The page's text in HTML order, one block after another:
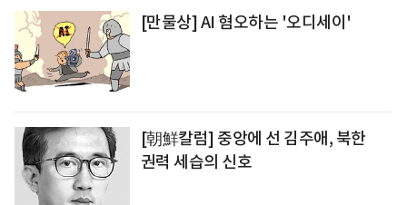
[만물상] AI 혐오하는 '오디세이'
[朝鮮칼럼] 중앙에 선 김주애, 북한
권력 세습의 신호